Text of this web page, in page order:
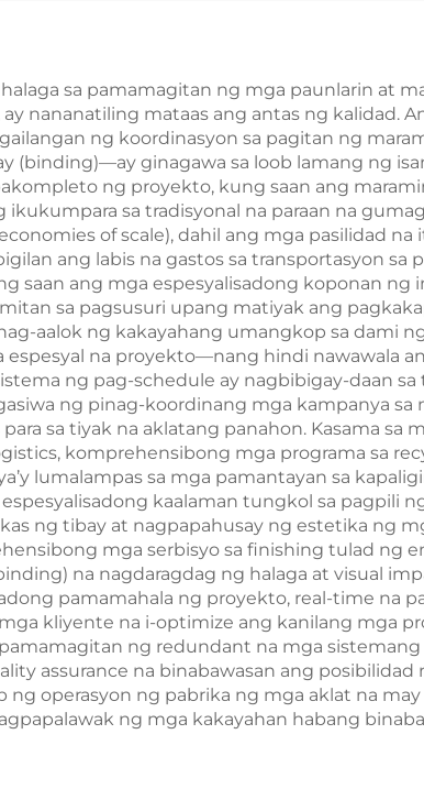
sa pamamagitan ng mga paunlarin at
nananatiling mataas ang antas ng kalidad.
ng koordinasyon sa pagitan ng
ginagawa sa loob lamang ng
ng proyekto, kung saan ang
sa tradisyonal na paraan na
of scale), dahil ang mga pasilidad
ang labis na gastos sa transportasyon sa
saan ang mga espesyalisadong koponan ng
sa pagsusuri upang matiyak ang
aalok ng kakayahang umangkop sa dami
na proyekto—nang hindi nawawala
ng pag-schedule ay nagbibigay-daan
ng pinag-koordinang mga kampanya sa
sa tiyak na aklatang panahon. Kasama sa
komprehensibong mga programa sa
lumalampas sa mga pamantayan sa
kaalaman tungkol sa pagpili
ng tibay at nagpapahusay ng estetika ng
mga serbisyo sa finishing tulad ng
na nagdaragdag ng halaga at visual
pamamahala ng proyekto, real-time na
kliyente na i-optimize ang kanilang mga
ng redundant na mga
assurance na binabawasan ang posibilidad
operasyon ng pabrika ng mga aklat na may
ng mga kakayahan habang